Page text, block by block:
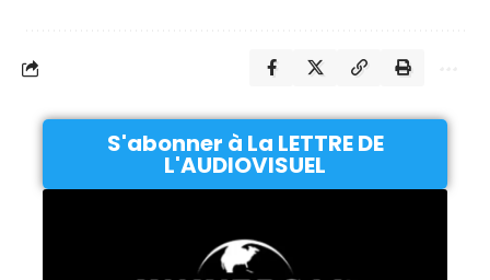
S'abonner à La LETTRE DE
L'AUDIOVISUEL